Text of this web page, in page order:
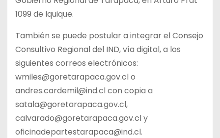
1099 de Iquique.
También se puede postular a integrar el Consejo
Consultivo Regional del IND, vía digital, a los
siguientes correos electrónicos:
wmiles@goretarapaca.gov.cl o
andres.cardemil@ind.cl con copia a
satala@goretarapaca.gov.cl,
calvarado@goretarapaca.gov.cl y
oficinadepartestarapaca@ind.cl.